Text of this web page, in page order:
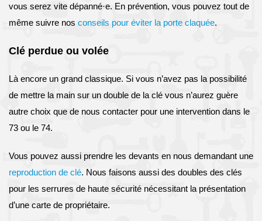
vous serez vite dépanné·e. En prévention, vous pouvez tout de
même suivre nos conseils pour éviter la porte claquée.
Clé perdue ou volée
Là encore un grand classique. Si vous n’avez pas la possibilité
de mettre la main sur un double de la clé vous n’aurez guère
autre choix que de nous contacter pour une intervention dans le
73 ou le 74.
Vous pouvez aussi prendre les devants en nous demandant une
reproduction de clé. Nous faisons aussi des doubles des clés
pour les serrures de haute sécurité nécessitant la présentation
d’une carte de propriétaire.